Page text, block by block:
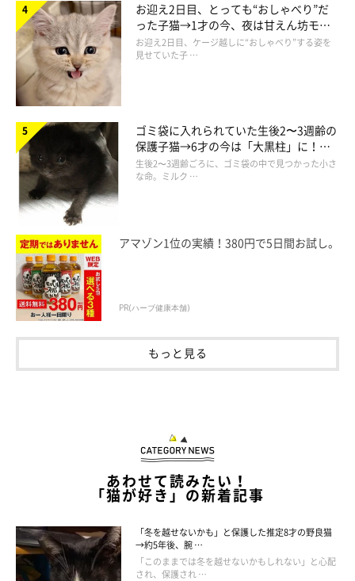
写真を見たXユーザーたちからは、「モフモフ量おかしい」「湿
気を吸ってボリュームアップ」「ゴージャス」「ふんわりおにぎ
りとしっかりおにぎり！」などのコメントが寄せられています。
お迎え2日目、とっても“おしゃべり”だ
った子猫→1才の今、夜は甘えん坊モー
ドになるコに成長！
お迎え2日目、ケージ越しに“おしゃべり”する姿を
見せていた子 …
ゴミ袋に入れられていた生後2〜3週齢の
保護子猫→6才の今は「大黒柱」に！
美しい黒猫に成長した姿にグッとくる
生後2〜3週齢ごろに、ゴミ袋の中で見つかった小さ
な命。ミルク …
アマゾン1位の実績！380円で5日間お試し。
PR(ハーブ健康本舗)
もっと見る
あわせて読みたい！
「猫が好き」の新着記事
「冬を越せないかも」と保護した推定8才の野良猫
→約5年後、腕 …
「このままでは冬を越せないかもしれない」と心配
され、保護され …